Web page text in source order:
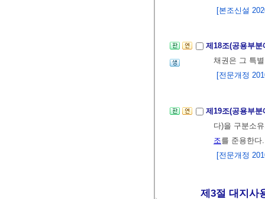
[본조신설
제18조(공용부
채권은 그 특
[전문개정
제19조(공용부
다)을 구분소
조를 준용한
[전문개정
제3절 대지사